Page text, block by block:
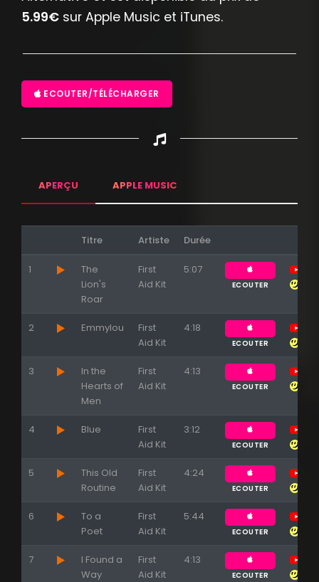
Appuyez sur ENTREE pour valider...
5.99€ sur Apple Music et iTunes.
ECOUTER/TÉLÉCHARGER
APERÇU APPLE MUSIC
Titre Artiste Durée
1
The
Lion's
Roar
First
Aid Kit
5:07
ECOUTER
2 Emmylou
First
Aid Kit
4:18
ECOUTER
3
In the
Hearts of
Men
First
Aid Kit
4:13
ECOUTER
4 Blue
First
Aid Kit
3:12
ECOUTER
5
This Old
Routine
First
Aid Kit
4:24
ECOUTER
6
To a
Poet
First
Aid Kit
5:44
ECOUTER
7
I Found a
Way
First
Aid Kit
4:13
ECOUTER